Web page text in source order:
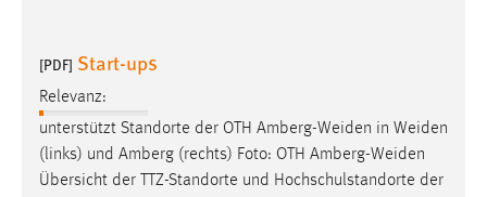
[PDF] Start-ups
Relevanz:
unterstützt Standorte der OTH Amberg-Weiden in Weiden
(links) und Amberg (rechts) Foto: OTH Amberg-Weiden
Übersicht der TTZ-Standorte und Hochschulstandorte der